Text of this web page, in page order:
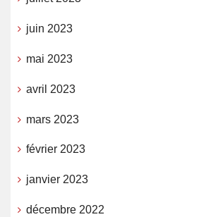
juin 2023
mai 2023
avril 2023
mars 2023
février 2023
janvier 2023
décembre 2022